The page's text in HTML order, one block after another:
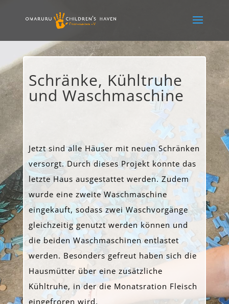
Schränke, Kühltruhe
und Waschmaschine
Jetzt sind alle Häuser mit neuen Schränken
versorgt. Durch dieses Projekt konnte das
letzte Haus ausgestattet werden. Zudem
wurde eine zweite Waschmaschine
eingekauft, sodass zwei Waschvorgänge
gleichzeitig genutzt werden können und
die beiden Waschmaschinen entlastet
werden. Besonders gefreut haben sich die
Hausmütter über eine zusätzliche
Kühltruhe, in der die Monatsration Fleisch
eingefroren wird.